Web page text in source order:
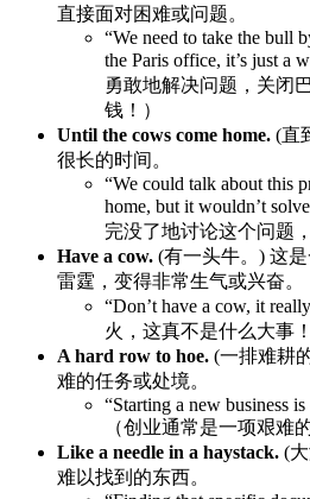
直接面对困难或问题。
“We need to take the bull
the Paris office, it’s just a
勇敢地解决问题，关闭
钱！）
Until the cows come home. (直
很长的时间。
“We could talk about this
home, but it wouldn’t
完没了地讨论这个问题
Have a cow. (有一头牛。) 这
雷霆，变得非常生气或兴奋。
“Don’t have a cow, it
火，这真不是什么大事！
A hard row to hoe. (一排难耕
难的任务或处境。
“Starting a new business
（创业通常是一项艰难
Like a needle in a haystack. (
难以找到的东西。